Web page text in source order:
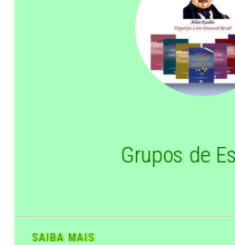
Grupos de
SAIBA MAIS